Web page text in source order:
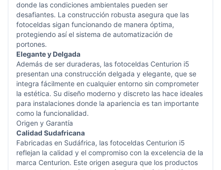
donde las condiciones ambientales pueden ser
desafiantes. La construcción robusta asegura que las
fotoceldas sigan funcionando de manera óptima,
protegiendo así el sistema de automatización de
portones.
Elegante y Delgada
Además de ser duraderas, las fotoceldas Centurion i5
presentan una construcción delgada y elegante, que se
integra fácilmente en cualquier entorno sin comprometer
la estética. Su diseño moderno y discreto las hace ideales
para instalaciones donde la apariencia es tan importante
como la funcionalidad.
Origen y Garantía
Calidad Sudafricana
Fabricadas en Sudáfrica, las fotoceldas Centurion i5
reflejan la calidad y el compromiso con la excelencia de la
marca Centurion. Este origen asegura que los productos